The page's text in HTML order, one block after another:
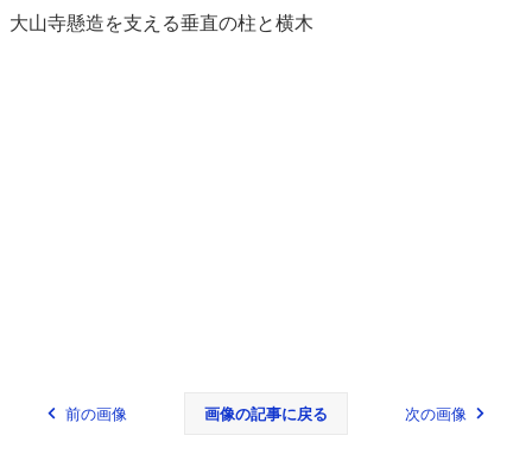
大山寺懸造を支える垂直の柱と横木
前の画像 画像の記事に戻る 次の画像